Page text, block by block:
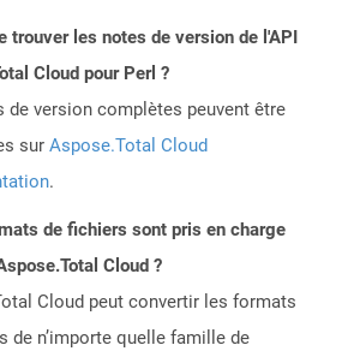
trouver les notes de version de l'API
Cloud pour Perl ?
de version complètes peuvent être
sur Aspose.Total Cloud
.
de fichiers sont pris en charge
Cloud ?
Cloud peut convertir les formats
de n’importe quelle famille de